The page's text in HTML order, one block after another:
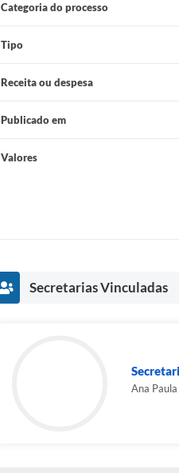
Categoria do processo
Tipo
Receita ou despesa
Publicado em
Valores
Secretarias Vinculadas
Ana